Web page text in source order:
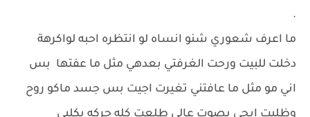
.
ما اعرف شعوري شنو انساه لو انتظره احبه لواكرهة
دخلت للبيت ورحت الغرفتي بعدهي مثل ما عفتها بس
اني مو مثل ما عافتني تغيرت اجيت بس جسد ماكو روح
وظليت ابجي بصوت عالي طلعت كله حركه بكلبي